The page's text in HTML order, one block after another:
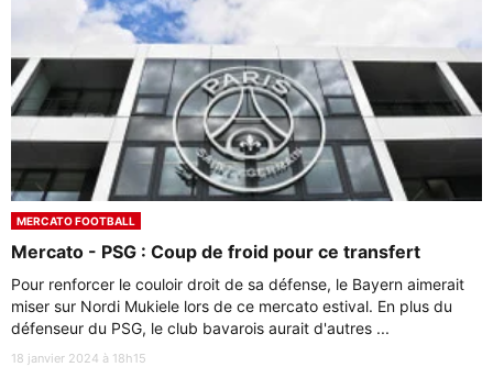
MERCATO FOOTBALL
Mercato - PSG : Coup de froid pour ce transfert
Pour renforcer le couloir droit de sa défense, le Bayern aimerait
miser sur Nordi Mukiele lors de ce mercato estival. En plus du
défenseur du PSG, le club bavarois aurait d'autres ...
18 janvier 2024 à 18h15